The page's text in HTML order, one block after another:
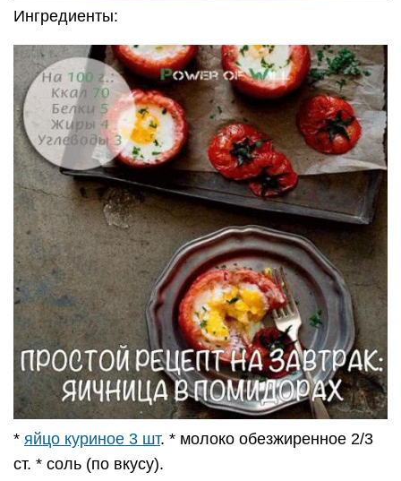
Ингредиенты:
* яйцо куриное 3 шт. * молоко обезжиренное 2/3
ст. * соль (по вкусу).